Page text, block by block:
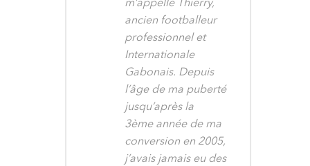
m’appelle Thierry,
ancien footballeur
professionnel et
Internationale
Gabonais. Depuis
l’âge de ma puberté
jusqu’après la
3ème année de ma
conversion en 2005,
j’avais jamais eu des